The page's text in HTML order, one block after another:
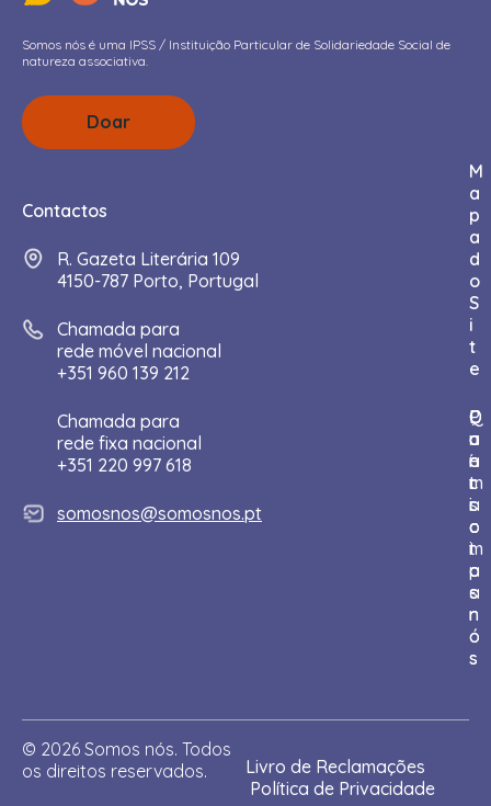
Somos nós é uma IPSS / Instituição Particular de Solidariedade Social de
natureza associativa.
Doar
Contactos
R. Gazeta Literária 109
4150-787 Porto, Portugal
Chamada para
rede móvel nacional
+351 960 139 212
Chamada para
rede fixa nacional
+351 220 997 618
somosnos@somosnos.pt
M
a
p
a
d
o
S
i
t
e
I
n
í
c
i
o
Q
u
e
m
s
o
m
o
s
n
ó
s
P
a
r
t
i
c
i
p
a
r
C
o
n
t
a
c
t
a
-
n
o
s
D
o
a
r
© 2026 Somos nós. Todos
os direitos reservados.
Livro de Reclamações
Política de Privacidade